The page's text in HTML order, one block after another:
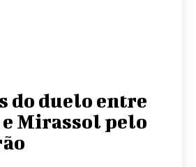
do duelo entre
Mirassol pelo